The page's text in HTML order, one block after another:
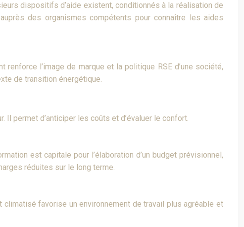
dispositifs d’aide existent, conditionnés à la réalisation de
des organismes compétents pour connaître les aides
l’image de marque et la politique RSE d’une société,
de transition énergétique.
permet d’anticiper les coûts et d’évaluer le confort.
est capitale pour l’élaboration d’un budget prévisionnel,
réduites sur le long terme.
favorise un environnement de travail plus agréable et